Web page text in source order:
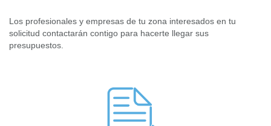
Los profesionales y empresas de tu zona interesados en tu
solicitud contactarán contigo para hacerte llegar sus
presupuestos.